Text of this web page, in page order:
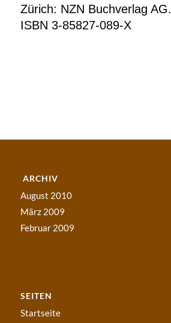
Zürich: NZN Buchverlag AG.
ISBN 3-85827-089-X
ARCHIV
August 2010
März 2009
Februar 2009
SEITEN
Startseite